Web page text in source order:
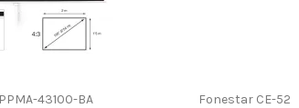
43100-BA
Fonestar CE-52